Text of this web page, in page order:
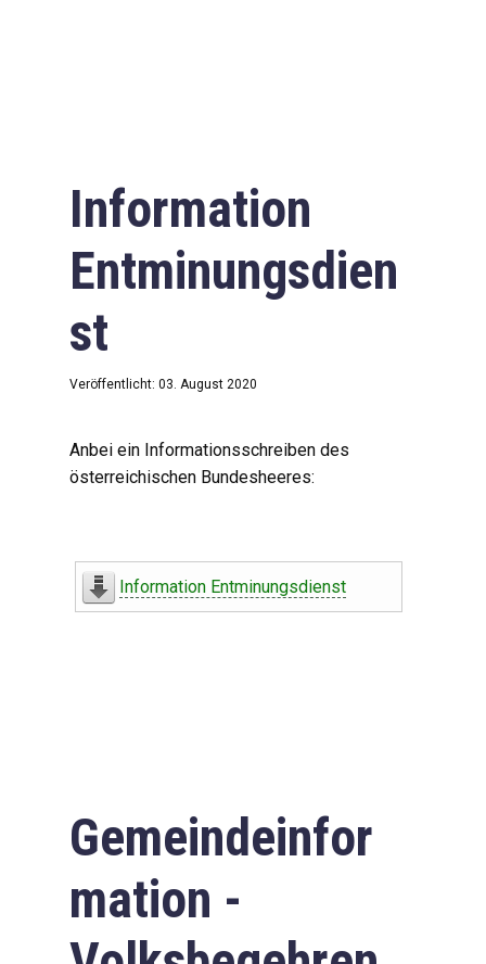
Information
Entminungsdien
st
Veröffentlicht: 03. August 2020
Anbei ein Informationsschreiben des
österreichischen Bundesheeres:
Information Entminungsdienst
Gemeindeinfor
mation -